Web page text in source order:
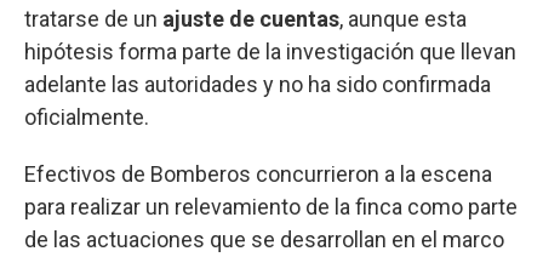
tratarse de un ajuste de cuentas, aunque esta
hipótesis forma parte de la investigación que llevan
adelante las autoridades y no ha sido confirmada
oficialmente.
Efectivos de Bomberos concurrieron a la escena
para realizar un relevamiento de la finca como parte
de las actuaciones que se desarrollan en el marco